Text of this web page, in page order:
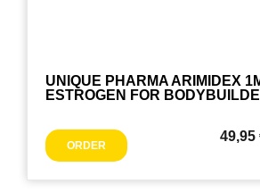
UNIQUE PHARMA ARIMIDEX
ESTROGEN FOR
ORDER
49,95